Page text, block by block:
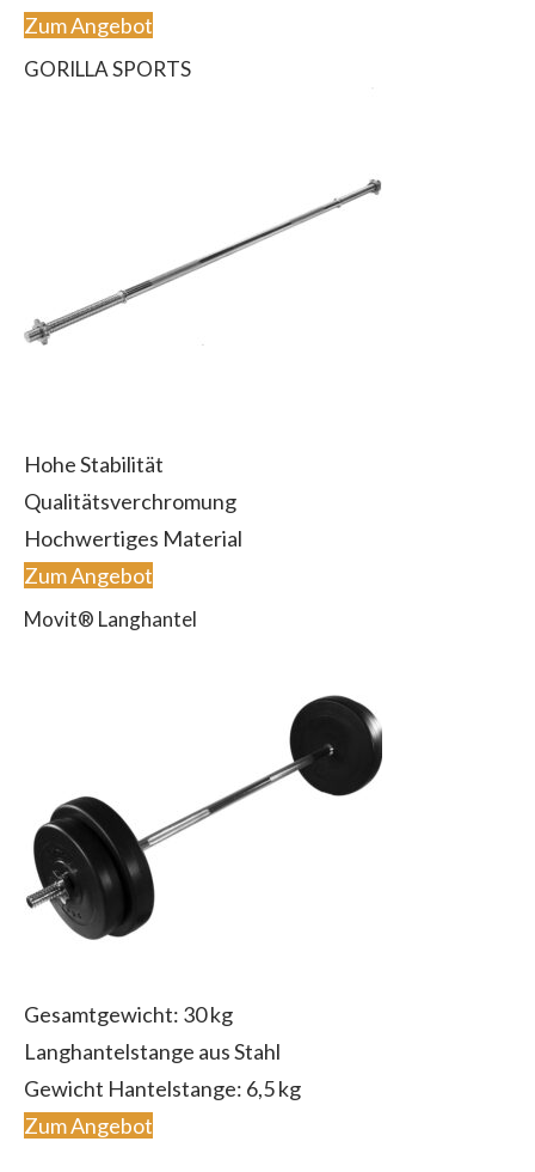
Zum Angebot
GORILLA SPORTS
Hohe Stabilität
Qualitätsverchromung
Hochwertiges Material
Zum Angebot
Movit® Langhantel
Gesamtgewicht: 30 kg
Langhantelstange aus Stahl
Gewicht Hantelstange: 6,5 kg
Zum Angebot